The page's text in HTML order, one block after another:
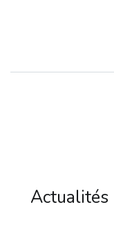
Actualités